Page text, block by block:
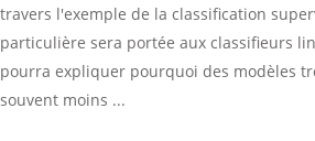
travers l'exemple de la classification
particulière sera portée aux classifieurs
pourra expliquer pourquoi des modèles
souvent moins